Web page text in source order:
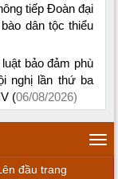
tiếp Đoàn đại
dân tộc thiểu
bảo đảm phù
nghị lần thứ ba
(06/08/2026)
đầu trang